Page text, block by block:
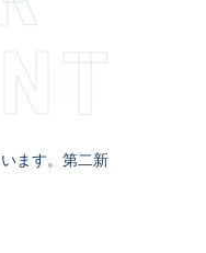
ます。第二新